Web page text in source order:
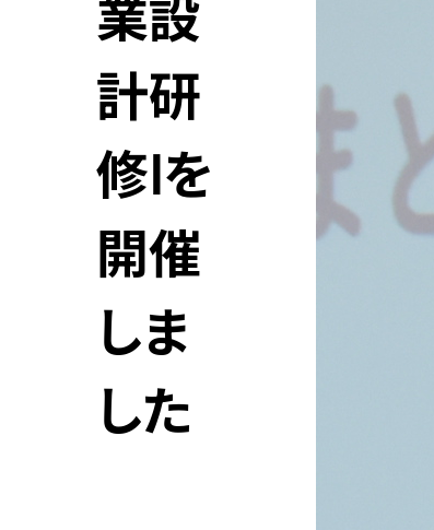
業設
計研
修Ⅰを
開催
しま
した